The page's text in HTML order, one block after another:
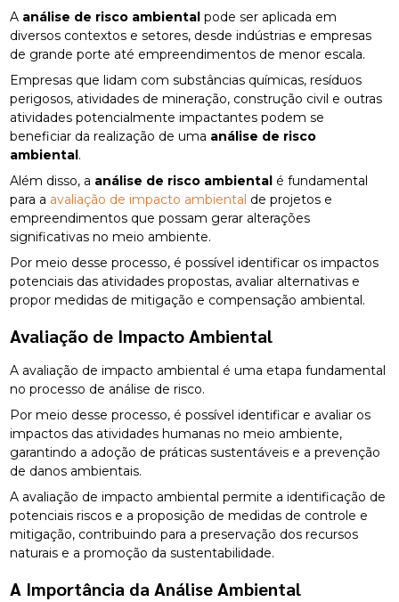
A análise de risco ambiental pode ser aplicada em
diversos contextos e setores, desde indústrias e empresas
de grande porte até empreendimentos de menor escala.
Empresas que lidam com substâncias químicas, resíduos
perigosos, atividades de mineração, construção civil e outras
atividades potencialmente impactantes podem se
beneficiar da realização de uma análise de risco
ambiental.
Além disso, a análise de risco ambiental é fundamental
para a avaliação de impacto ambiental de projetos e
empreendimentos que possam gerar alterações
significativas no meio ambiente.
Por meio desse processo, é possível identificar os impactos
potenciais das atividades propostas, avaliar alternativas e
propor medidas de mitigação e compensação ambiental.
Avaliação de Impacto Ambiental
A avaliação de impacto ambiental é uma etapa fundamental
no processo de análise de risco.
Por meio desse processo, é possível identificar e avaliar os
impactos das atividades humanas no meio ambiente,
garantindo a adoção de práticas sustentáveis e a prevenção
de danos ambientais.
A avaliação de impacto ambiental permite a identificação de
potenciais riscos e a proposição de medidas de controle e
mitigação, contribuindo para a preservação dos recursos
naturais e a promoção da sustentabilidade.
A Importância da Análise Ambiental